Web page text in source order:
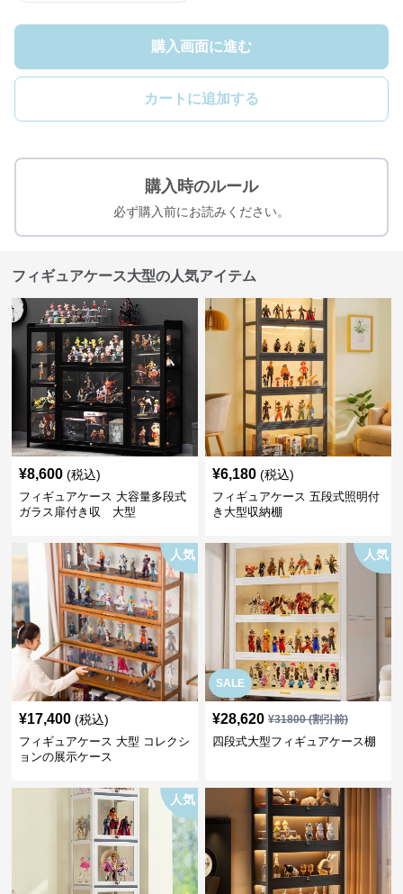
購入画面に進む
カートに追加する
購入時のルール
必ず購入前にお読みください。
フィギュアケース大型の人気アイテム
¥8,600 (税込)
フィギュアケース 大容量多段式
ガラス扉付き収 大型
¥6,180 (税込)
フィギュアケース 五段式照明付
き大型収納棚
人気
¥17,400 (税込)
フィギュアケース 大型 コレクシ
ョンの展示ケース
SALE
人気
¥28,620 ¥31800(割引前)
四段式大型フィギュアケース棚
人気